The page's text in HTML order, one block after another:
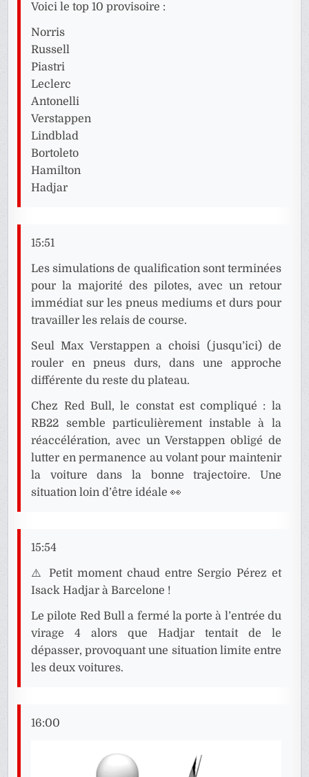
Voici le top 10 provisoire :
Norris
Russell
Piastri
Leclerc
Antonelli
Verstappen
Lindblad
Bortoleto
Hamilton
Hadjar
15:51
Les simulations de qualification sont terminées
pour la majorité des pilotes, avec un retour
immédiat sur les pneus mediums et durs pour
travailler les relais de course.
Seul Max Verstappen a choisi (jusqu’ici) de
rouler en pneus durs, dans une approche
différente du reste du plateau.
Chez Red Bull, le constat est compliqué : la
RB22 semble particulièrement instable à la
réaccélération, avec un Verstappen obligé de
lutter en permanence au volant pour maintenir
la voiture dans la bonne trajectoire. Une
situation loin d’être idéale 👀
15:54
⚠️ Petit moment chaud entre Sergio Pérez et
Isack Hadjar à Barcelone !
Le pilote Red Bull a fermé la porte à l’entrée du
virage 4 alors que Hadjar tentait de le
dépasser, provoquant une situation limite entre
les deux voitures.
16:00